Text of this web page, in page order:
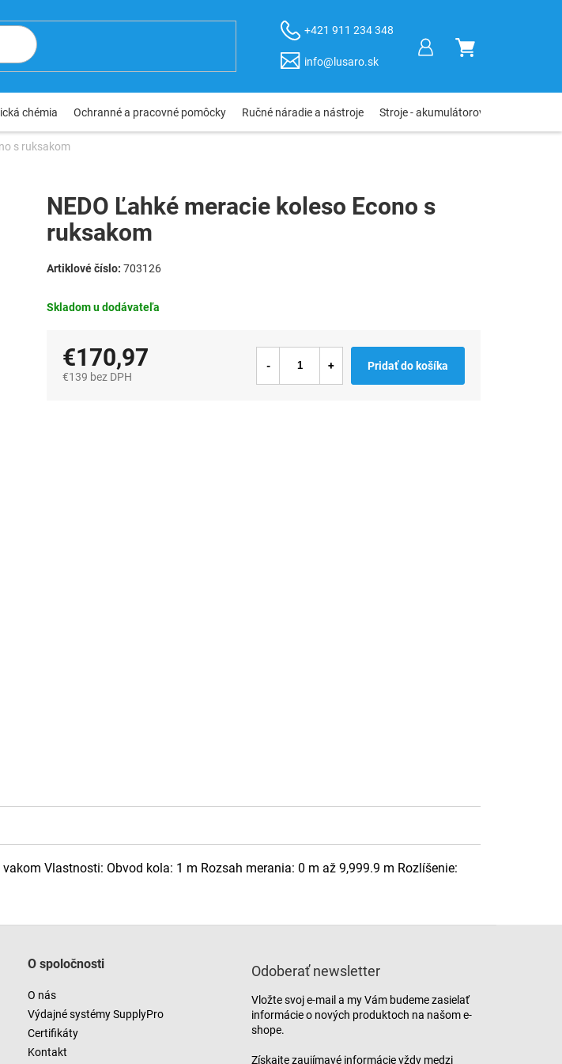
+421 911 234 348
info@lusaro.sk
NÁKUPNÝ
chémia Ochranné a pracovné pomôcky Ručné náradie a nástroje Stroje - akumulátorové, elektro,
s ruksakom
Skladom u dodávateľa
NEDO Ľahké meracie koleso Econo s
ruksakom
703126
€170,97
€139 bez DPH
Pridať do košíka
Vlastnosti: Obvod kola: 1 m Rozsah merania: 0 m až 9,999.9 m Rozlíšenie:
O spoločnosti
O nás
Výdajné systémy SupplyPro
Certifikáty
Kontakt
Odoberať newsletter
Vložte svoj e-mail a my Vám budeme zasielať
informácie o nových produktoch na našom e-
shope.